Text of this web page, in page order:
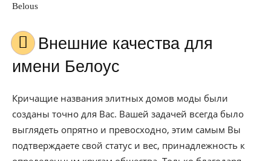
Belous
Внешние качества для
имени Белоус
Кричащие названия элитных домов моды были
созданы точно для Вас. Вашей задачей всегда было
выглядеть опрятно и превосходно, этим самым Вы
подтверждаете свой статус и вес, принадлежность к